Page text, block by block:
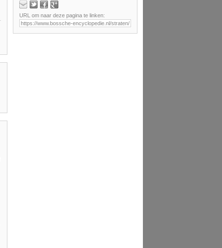
URL om naar deze pagina te linken: